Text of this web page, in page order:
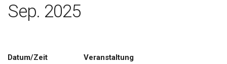
Sep. 2025
Datum/Zeit Veranstaltung